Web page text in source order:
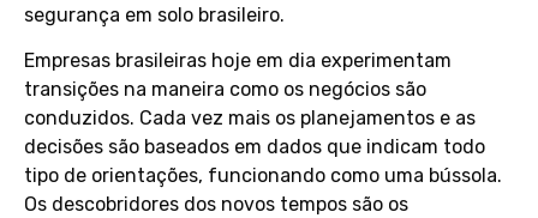
segurança em solo brasileiro.
Empresas brasileiras hoje em dia experimentam
transições na maneira como os negócios são
conduzidos. Cada vez mais os planejamentos e as
decisões são baseados em dados que indicam todo
tipo de orientações, funcionando como uma bússola.
Os descobridores dos novos tempos são os